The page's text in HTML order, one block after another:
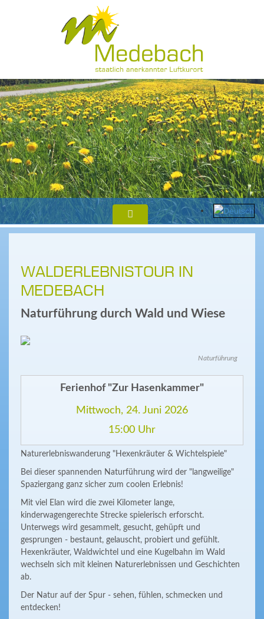
WALDERLEBNISTOUR IN
MEDEBACH
Naturführung durch Wald und Wiese
Naturführung
Ferienhof "Zur Hasenkammer"
Mittwoch, 24. Juni 2026
15:00 Uhr
Naturerlebniswanderung "Hexenkräuter & Wichtelspiele"
Bei dieser spannenden Naturführung wird der "langweilige"
Spaziergang ganz sicher zum coolen Erlebnis!
Mit viel Elan wird die zwei Kilometer lange,
kinderwagengerechte Strecke spielerisch erforscht.
Unterwegs wird gesammelt, gesucht, gehüpft und
gesprungen - bestaunt, gelauscht, probiert und gefühlt.
Hexenkräuter, Waldwichtel und eine Kugelbahn im Wald
wechseln sich mit kleinen Naturerlebnissen und Geschichten
ab.
Der Natur auf der Spur - sehen, fühlen, schmecken und
entdecken!